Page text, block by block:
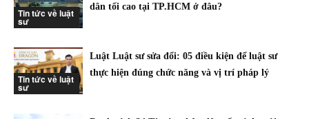
Tin tức về luật
sư
dân tối cao tại TP.HCM ở đâu?
Tin tức về luật
sư
Luật Luật sư sửa đổi: 05 điều kiện để luật sư
thực hiện đúng chức năng và vị trí pháp lý